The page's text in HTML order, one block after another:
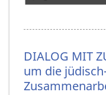
DIALOG MIT
um die